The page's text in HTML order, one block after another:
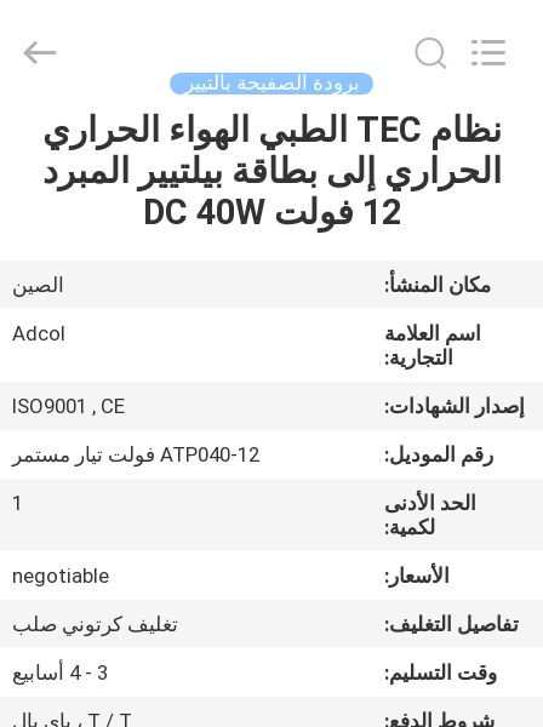
منزل
أشرطة
فيديو
حول
جولة
المعمل
ضبط
(Guangzhou)
Reserved.
برودة الصفيحة بالتيير
نظام TEC الطبي الهواء الحراري
الحراري إلى بطاقة بيلتيير المبرد
12 فولت DC 40W
مكان المنشأ:
الصين
اسم العلامة
التجارية:
Adcol
إصدار الشهادات:
ISO9001 , CE
رقم الموديل:
ATP040-12 فولت تيار مستمر
الحد الأدنى
لكمية:
1
الأسعار:
negotiable
تفاصيل التغليف:
تغليف كرتوني صلب
وقت التسليم:
3 - 4 أسابيع
شروط الدفع:
T / T ، باي بال